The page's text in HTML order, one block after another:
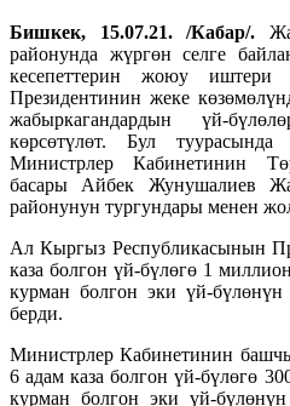
Бишкек, 15.07.21. /Кабар/.
районунда жүргөн селге
кесепеттерин жоюу иштери
Президентинин жеке
жабыркагандардын үй-
көрсөтүлөт. Бул
Министрлер Кабинетинин
басары Айбек Жунушалиев
районунун тургундары менен
Ал Кыргыз Республикасынын
каза болгон үй-бүлөгө 1
курман болгон эки үй-
берди.
Министрлер Кабинетинин
6 адам каза болгон үй-бүлөгө
курман болгон эки үй-